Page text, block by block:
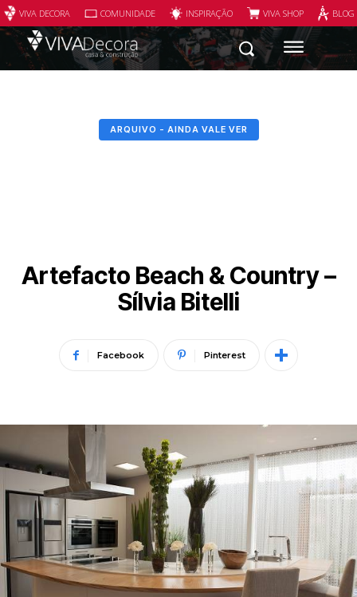
VIVA DECORA COMUNIDADE INSPIRAÇÃO VIVA SHOP
ARQUIVO - AINDA VALE VER
Artefacto Beach & Country –
Sílvia Bitelli
Facebook Pinterest